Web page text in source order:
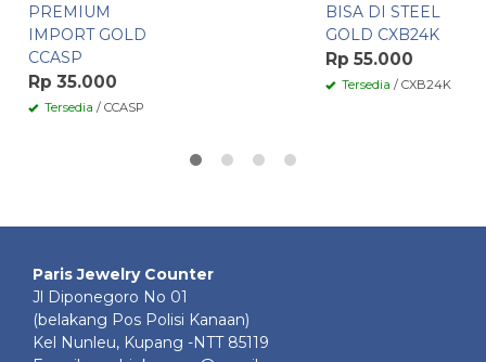
PREMIUM
IMPORT GOLD
CCASP
Rp 35.000
Tersedia / CCASP
BISA DI STEEL
GOLD CXB24K
Rp 55.000
Tersedia / CXB24K
Paris Jewelry Counter
Jl Diponegoro No 01
(belakang Pos Polisi Kanaan)
Kel Nunleu, Kupang -NTT 85119